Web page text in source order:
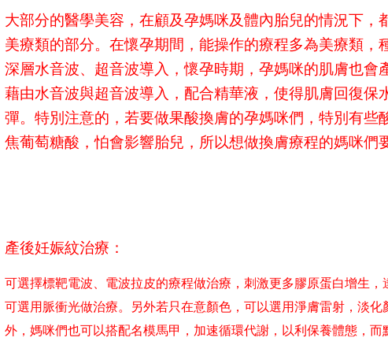
大部分的醫學美容，在顧及孕媽咪及體內胎兒的情況下
美療類的部分。 在懷孕期間，能操作的療程多為美療類，
深層水音波、超音波導入，懷孕時期，孕媽咪的肌膚也
藉由水音波與超音波導入，配合精華液，使得肌膚回復
彈。特別注意的，若要做果酸換膚的孕媽咪們，特別有些
焦葡萄糖酸，怕會影響胎兒，所以想做換膚療程的媽咪們
產後妊娠紋治療 ：
可選擇標靶電波、電波拉皮的療程做治療，刺激更多膠原蛋白增生
可選用脈衝光做治療。另外若只在意顏色，可以選用淨膚雷射，淡
外，媽咪們也可以搭配名模馬甲，加速循環代謝，以利保養體態，而